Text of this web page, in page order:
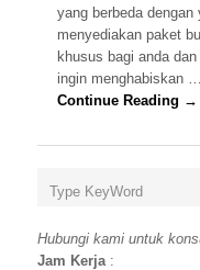
yang berbeda dengan
menyediakan paket
khusus bagi anda
ingin menghabiskan …
Continue Reading →
Hubungi kami untuk
Jam Kerja: